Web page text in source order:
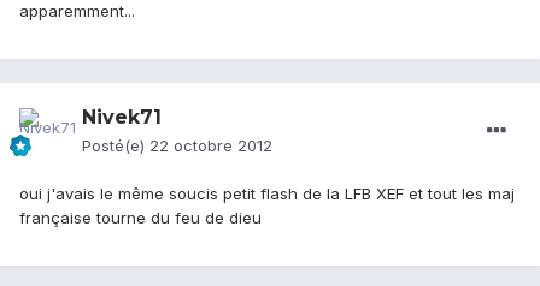
apparemment...
Nivek71
Posté(e) 22 octobre 2012
oui j'avais le même soucis petit flash de la LFB XEF et tout les maj
française tourne du feu de dieu